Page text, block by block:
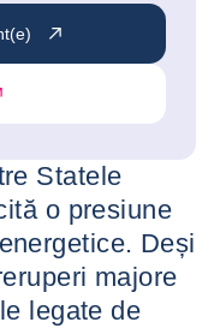
Statele
o presiune
Deși
majore
legate de